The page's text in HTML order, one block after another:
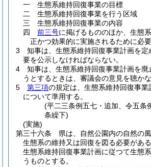
一
生態系維持回復事業の目標
二
生態系維持回復事業を行う区域
三
生態系維持回復事業の内容
四
前三号に掲げるもののほか、生態
正かつ効果的に実施されるために必
3
知事は、生態系維持回復事業計画を
要を公示しなければならない。
4
知事は、生態系維持回復事業計画を廃
うとするときは、審議会の意見を聴か
5
第三項の規定は、生態系維持回復事業
について準用する。
(平二三条例五七・追加、令五条
条繰下)
(実施)
第三十六条
県は、自然公園内の自然の
生態系の維持又は回復を図る必要があ
生態系維持回復事業計画に従つて生態
うものとする。